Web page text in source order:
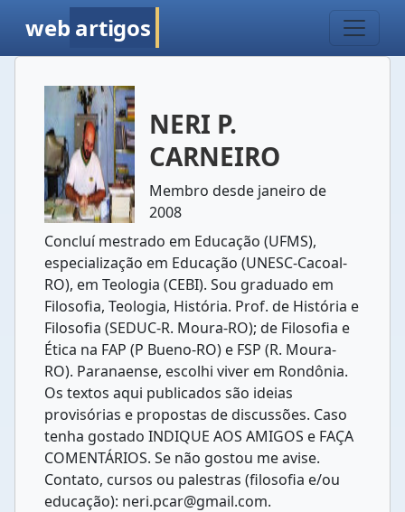
web artigos
NERI P.
CARNEIRO
Membro desde janeiro de
2008
Concluí mestrado em Educação (UFMS),
especialização em Educação (UNESC-Cacoal-
RO), em Teologia (CEBI). Sou graduado em
Filosofia, Teologia, História. Prof. de História e
Filosofia (SEDUC-R. Moura-RO); de Filosofia e
Ética na FAP (P Bueno-RO) e FSP (R. Moura-
RO). Paranaense, escolhi viver em Rondônia.
Os textos aqui publicados são ideias
provisórias e propostas de discussões. Caso
tenha gostado INDIQUE AOS AMIGOS e FAÇA
COMENTÁRIOS. Se não gostou me avise.
Contato, cursos ou palestras (filosofia e/ou
educação): neri.pcar@gmail.com.